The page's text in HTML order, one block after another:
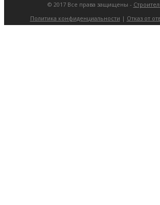
© 2017 Все права защищены -
Политика конфиденциальности | Отказ от